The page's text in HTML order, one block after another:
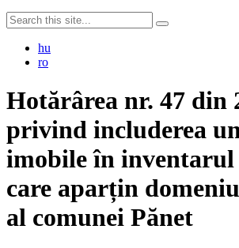
hu
ro
Hotărârea nr. 47 din
privind includerea
imobile în
care aparțin
al comunei Pănet